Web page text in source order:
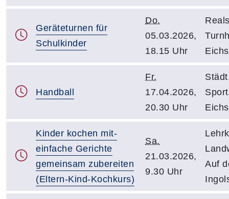
Geräteturnen für
Schulkinder
Do.
05.03.2026,
18.15 Uhr
Handball
Fr.
17.04.2026,
20.30 Uhr
Kinder kochen mit-
einfache Gerichte
gemeinsam zubereiten
(Eltern-Kind-Kochkurs)
Sa.
21.03.2026,
9.30 Uhr
Auf